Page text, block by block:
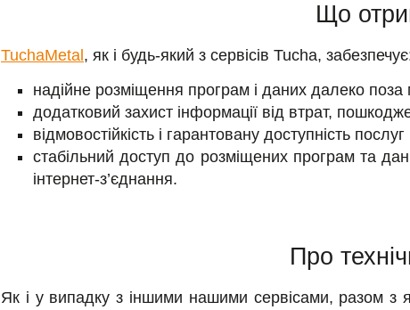
Що
TuchaMetal , як і будь-який з сервісів Tucha,
надійне розміщення програм і даних далеко поза
додатковий захист інформації від втрат,
відмовостійкість і гарантовану доступність
стабільний доступ до розміщених програм та
інтернет-з’єднання.
Про
Як і у випадку з іншими нашими сервісами, разом з